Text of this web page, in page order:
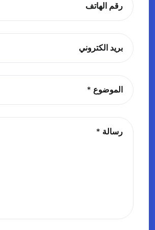
رقم الهاتف
بريد الكتروني
الموضوع
رسالة